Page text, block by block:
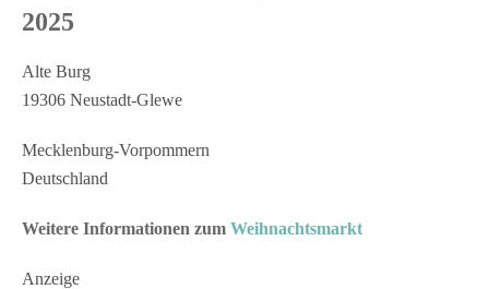
2025
Alte Burg
19306 Neustadt-Glewe
Mecklenburg-Vorpommern
Deutschland
Weitere Informationen zum Weihnachtsmarkt
Anzeige